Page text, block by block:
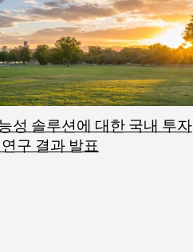
성 솔루션에 대한 국내 투자
구 결과 발표